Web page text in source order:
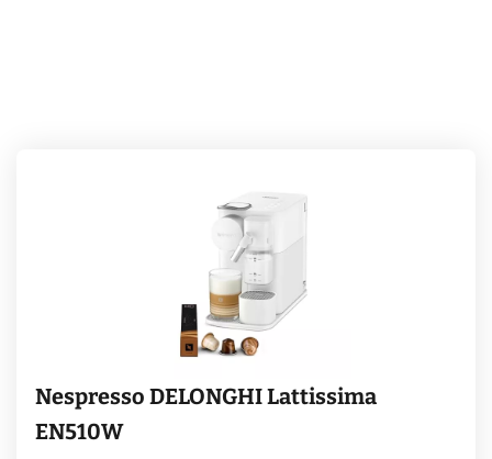
Nespresso DELONGHI Lattissima
EN510W